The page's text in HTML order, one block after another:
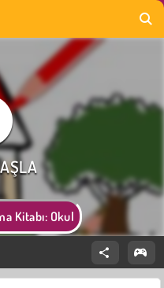
Kitabı: Okul